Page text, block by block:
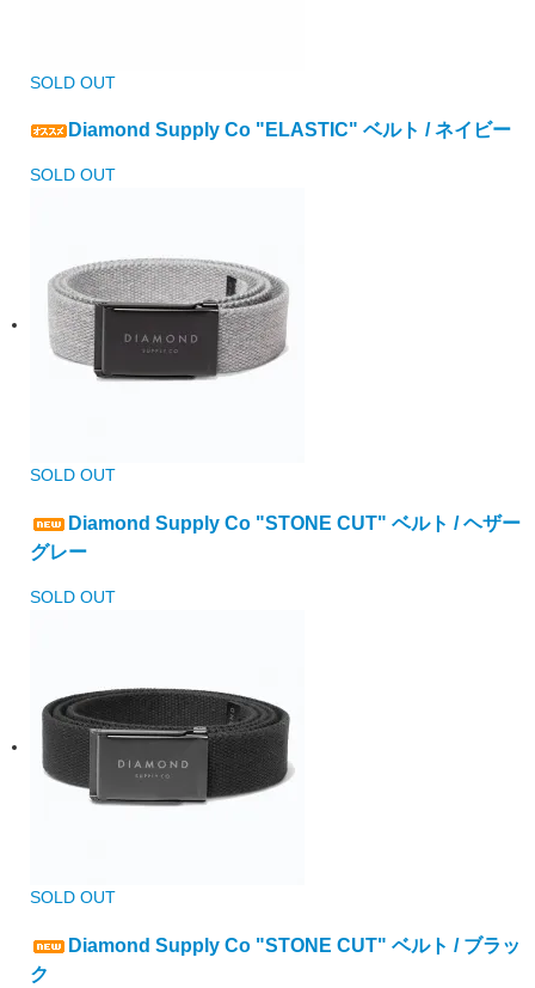
SOLD OUT
Diamond Supply Co "ELASTIC" ベルト / ネイビー
SOLD OUT
SOLD OUT
Diamond Supply Co "STONE CUT" ベルト / ヘザー
グレー
SOLD OUT
SOLD OUT
Diamond Supply Co "STONE CUT" ベルト / ブラッ
ク